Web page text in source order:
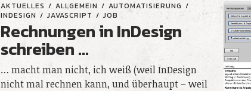
AKTUELLES ALLGEMEIN
AUTOMATISIERUNG
INDESIGN
JAVASCRIPT JOB
Rechnungen in InDesign
schreiben …
… macht man nicht, ich weiß (weil InDesign
nicht mal rechnen kann, und überhaupt – weil